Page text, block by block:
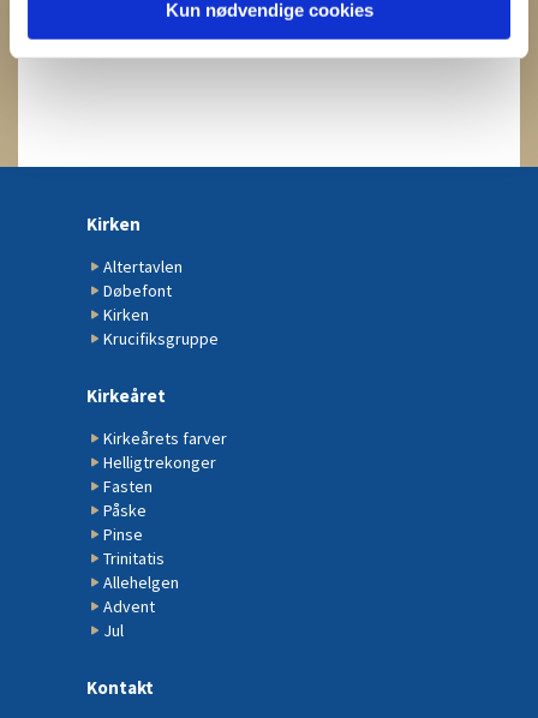
Kun nødvendige cookies
Kirken
Altertavlen
Døbefont
Kirken
Krucifiksgruppe
Kirkeåret
Kirkeårets farver
Helligtrekonger
Fasten
Påske
Pinse
Trinitatis
Allehelgen
Advent
Jul
Kontakt